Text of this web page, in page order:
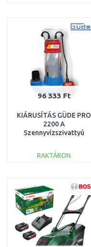
Összehasonlítás
96 333 Ft
KIÁRUSÍTÁS GÜDE PRO
2200 A
Szennyvízszivattyú
HASZNÁLT
RAKTÁRON
Összehasonlítás